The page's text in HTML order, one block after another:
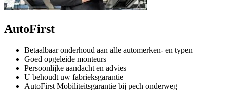
AutoFirst
Betaalbaar onderhoud aan alle automerken- en typen
Goed opgeleide monteurs
Persoonlijke aandacht en advies
U behoudt uw fabrieksgarantie
AutoFirst Mobiliteitsgarantie bij pech onderweg